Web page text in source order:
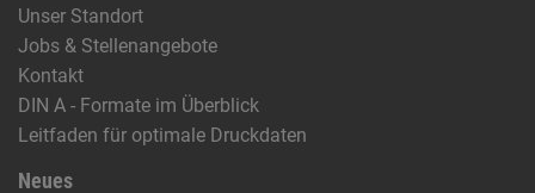
Unser Standort
Jobs & Stellenangebote
Kontakt
DIN A - Formate im Überblick
Leitfaden für optimale Druckdaten
Neues